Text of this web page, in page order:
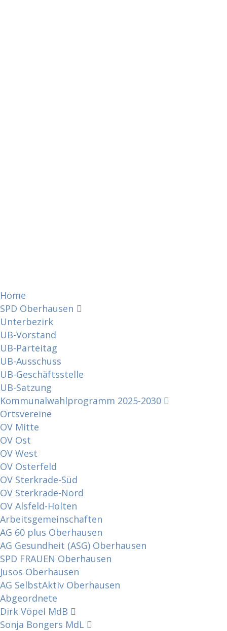
Home
SPD Oberhausen
Unterbezirk
UB-Vorstand
UB-Parteitag
UB-Ausschuss
UB-Geschäftsstelle
UB-Satzung
Kommunalwahlprogramm 2025-2030
Ortsvereine
OV Mitte
OV Ost
OV West
OV Osterfeld
OV Sterkrade-Süd
OV Sterkrade-Nord
OV Alsfeld-Holten
Arbeitsgemeinschaften
AG 60 plus Oberhausen
AG Gesundheit (ASG) Oberhausen
SPD FRAUEN Oberhausen
Jusos Oberhausen
AG SelbstAktiv Oberhausen
Abgeordnete
Dirk Vöpel MdB
Sonja Bongers MdL